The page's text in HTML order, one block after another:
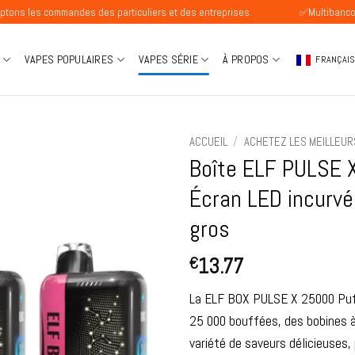
des particuliers et des entreprises. ✅Multibanco Disponible
VAPES POPULAIRES VAPES SÉRIE À PROPOS FRANÇAIS
ACCUEIL / ACHETEZ LES
Boîte ELF
Écran LED
gros
€13.77
La ELF BOX PULSE X 25000
25 000 bouffées, des bobines
variété de saveurs